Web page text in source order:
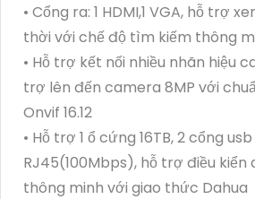
• Cổng ra: 1 HDMI,1 VGA, hỗ trợ
thời với chế độ tìm kiếm thông
• Hỗ trợ kết nối nhiều nhãn hiệu
trợ lên đến camera 8MP với
Onvif 16.12
• Hỗ trợ 1 ổ cứng 16TB, 2 cổng
RJ45(100Mbps), hỗ trợ điều kiển
thông minh với giao thức Dahua